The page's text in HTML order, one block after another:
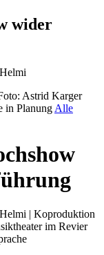
wider
Astrid Karger
in Planung Alle
| Koproduktion
im Revier